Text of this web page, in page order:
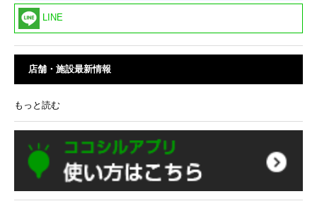
LINE
店舗・施設最新情報
もっと読む